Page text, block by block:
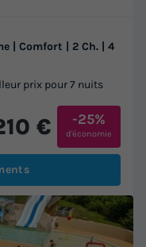
| Comfort | 2 Ch. | 4
prix pour 7 nuits
€ -25%
d'économie